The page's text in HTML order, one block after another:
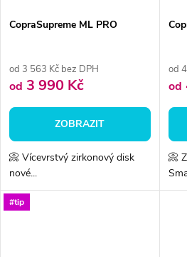
CopraSupreme ML PRO
od 3 563 Kč bez DPH
od 3 990 Kč
ZOBRAZIT
📀 Vícevrstvý zirkonový disk
nové...
od
od
📀
#tip